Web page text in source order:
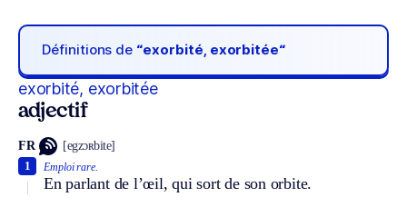
Définitions de “exorbité, exorbitée“
exorbité, exorbitée
adjectif
FR [egzɔʀbite]
Emploi rare.
En parlant de l’œil, qui sort de son orbite.
1